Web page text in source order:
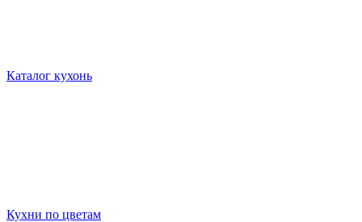
Каталог кухонь
Кухни по цветам